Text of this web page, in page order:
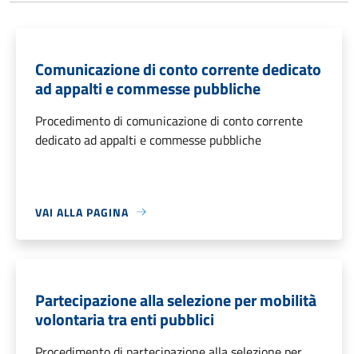
Comunicazione di conto corrente dedicato
ad appalti e commesse pubbliche
Procedimento di comunicazione di conto corrente
dedicato ad appalti e commesse pubbliche
VAI ALLA PAGINA
Partecipazione alla selezione per mobilità
volontaria tra enti pubblici